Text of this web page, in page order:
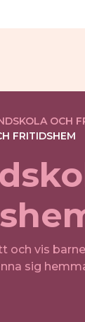
OCH
FRITIDSHEM
och vis
sig